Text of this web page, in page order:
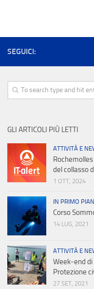
SEGUICI:
GLI ARTICOLI PIÙ LETTI
ATTIVITÀ E
del collasso
1 OTT, 2024
IN PRIMO
Corso
14 LUG, 2021
ATTIVITÀ E
Week-end
Protezione
27 SET, 2021